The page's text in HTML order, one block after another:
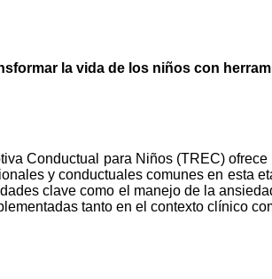
la vida de los niños con
Conductual para Niños (TREC)
y conductuales comunes en esta
clave como el manejo de la
tanto en el contexto clínico